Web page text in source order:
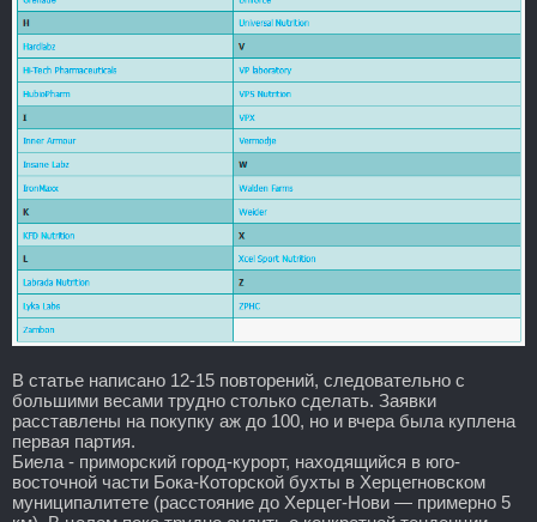
В статье написано 12-15 повторений, следовательно с
большими весами трудно столько сделать. Заявки
расставлены на покупку аж до 100, но и вчера была куплена
первая партия.
Биела - приморский город-курорт, находящийся в юго-
восточной части Бока-Которской бухты в Херцегновском
муниципалитете (расстояние до Херцег-Нови — примерно 5